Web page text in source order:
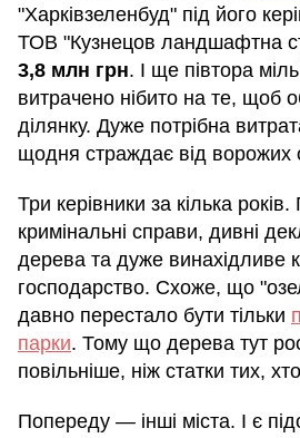
"Харківзеленбуд" під його
ТОВ "Кузнецов ландшафтна
3,8 млн грн. І ще півтора
витрачено нібито на те, щоб
ділянку. Дуже потрібна
щодня страждає від ворожих
Три керівники за кілька років.
кримінальні справи, дивні
дерева та дуже винахідливе
господарство. Схоже, що
давно перестало бути тільки
парки. Тому що дерева тут
повільніше, ніж статки тих,
Попереду — інші міста. І є